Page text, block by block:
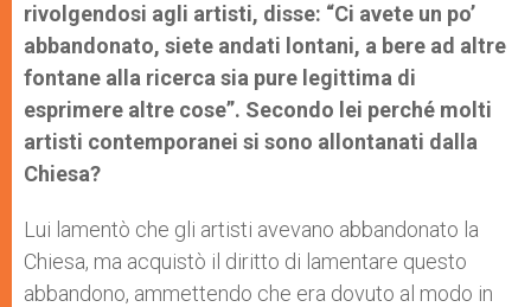
rivolgendosi agli artisti, disse: “Ci avete un po’
abbandonato, siete andati lontani, a bere ad altre
fontane alla ricerca sia pure legittima di
esprimere altre cose”. Secondo lei perché molti
artisti contemporanei si sono allontanati dalla
Chiesa?
Lui lamentò che gli artisti avevano abbandonato la
Chiesa, ma acquistò il diritto di lamentare questo
abbandono, ammettendo che era dovuto al modo in